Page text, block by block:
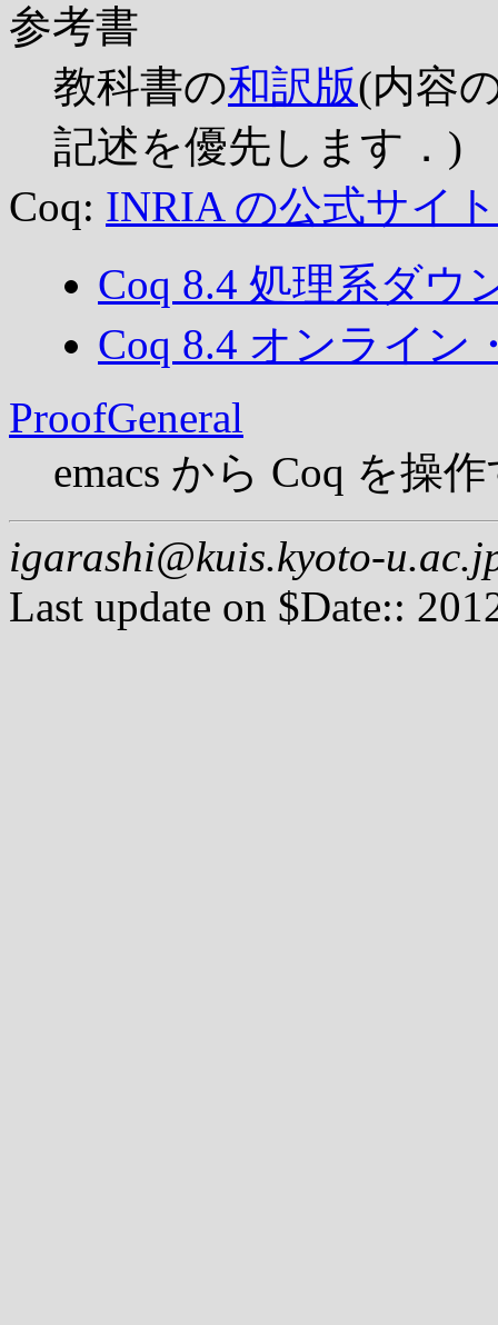
参考書
教科書の和訳版(内容
記述を優先します．)
Coq: INRIA の公式サイト
Coq 8.4 処理系ダウ
Coq 8.4 オンライ
ProofGeneral
emacs から Coq を操
igarashi@kuis.kyoto-
Last update on $Date::